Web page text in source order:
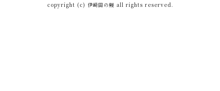
copyright (c) 伊崎田の鰻 all rights reserved.